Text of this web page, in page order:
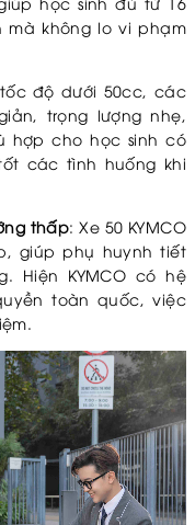
không lo vi phạm
tốc độ dưới 50cc, các
trọng lượng nhẹ,
hợp cho học sinh có
các tình huống khi
thấp: Xe 50 KYMCO
giúp phụ huynh tiết
Hiện KYMCO có hệ
toàn quốc, việc